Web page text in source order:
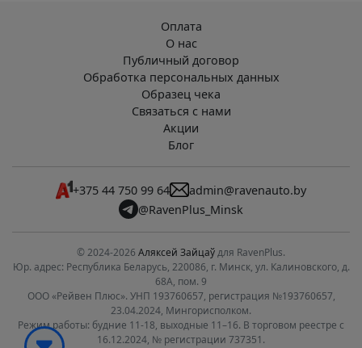
Оплата
О нас
Публичный договор
Обработка персональных данных
Образец чека
Связаться с нами
Акции
Блог
+375 44 750 99 64
admin@ravenauto.by
@RavenPlus_Minsk
© 2024-2026 Аляксей Зайцаўдля RavenPlus.
Юр. адрес: Республика Беларусь, 220086, г. Минск, ул. Калиновского, д.
68А, пом. 9
ООО «Рейвен Плюс». УНП 193760657, регистрация №193760657,
23.04.2024, Мингорисполком.
Режим работы: будние 11-18, выходные 11–16. В торговом реестре с
16.12.2024, № регистрации 737351.